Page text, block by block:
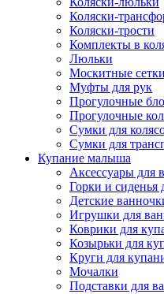
Коляски-
Коляски-трости
Комплекты в
Люльки
Москитные сетки
Муфты для рук
Прогулочные
Прогулочные
Сумки для
Сумки для
Купание малыша
Аксессуары для
Горки и сиденья
Детские
Игрушки для
Коврики для
Козырьки для
Круги для
Мочалки
Подставки для